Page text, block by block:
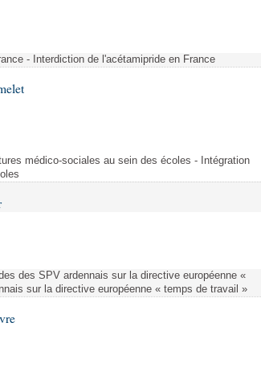
- Interdiction de l'acétamipride en France
médico-sociales au sein des écoles - Intégration
des SPV ardennais sur la directive européenne «
sur la directive européenne « temps de travail »